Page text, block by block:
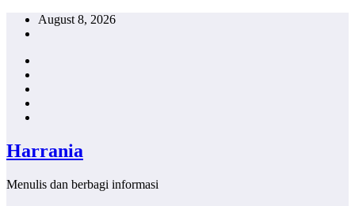
Skip
August 8, 2026
Harrania
Menulis dan berbagi informasi